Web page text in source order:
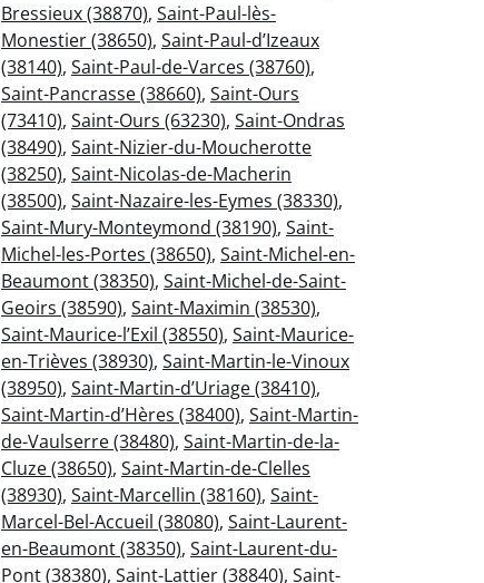
Bressieux (38870), Saint-Paul-lès-
Monestier (38650), Saint-Paul-d’Izeaux
(38140), Saint-Paul-de-Varces (38760),
Saint-Pancrasse (38660), Saint-Ours
(73410), Saint-Ours (63230), Saint-Ondras
(38490), Saint-Nizier-du-Moucherotte
(38250), Saint-Nicolas-de-Macherin
(38500), Saint-Nazaire-les-Eymes (38330),
Saint-Mury-Monteymond (38190), Saint-
Michel-les-Portes (38650), Saint-Michel-en-
Beaumont (38350), Saint-Michel-de-Saint-
Geoirs (38590), Saint-Maximin (38530),
Saint-Maurice-l’Exil (38550), Saint-Maurice-
en-Trièves (38930), Saint-Martin-le-Vinoux
(38950), Saint-Martin-d’Uriage (38410),
Saint-Martin-d’Hères (38400), Saint-Martin-
de-Vaulserre (38480), Saint-Martin-de-la-
Cluze (38650), Saint-Martin-de-Clelles
(38930), Saint-Marcellin (38160), Saint-
Marcel-Bel-Accueil (38080), Saint-Laurent-
en-Beaumont (38350), Saint-Laurent-du-
Pont (38380), Saint-Lattier (38840), Saint-